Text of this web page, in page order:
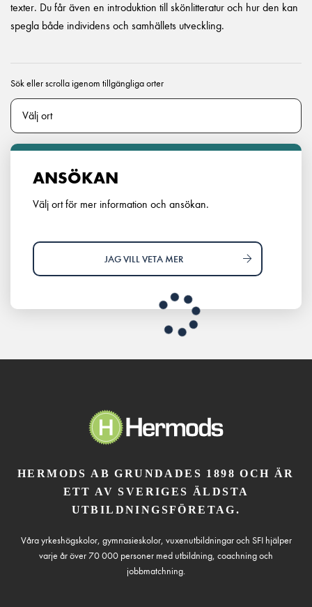
texter. Du får även en introduktion till skönlitteratur och hur den kan
spegla både individens och samhällets utveckling.
Sök eller scrolla igenom tillgängliga orter
ANSÖKAN
Välj ort för mer information och ansökan.
JAG VILL VETA MER
HERMODS AB GRUNDADES 1898 OCH ÄR
ETT AV SVERIGES ÄLDSTA
UTBILDNINGSFÖRETAG.
Våra yrkeshögskolor, gymnasieskolor, vuxenutbildningar och SFI hjälper
varje år över 70 000 personer med utbildning, coachning och
jobbmatchning.